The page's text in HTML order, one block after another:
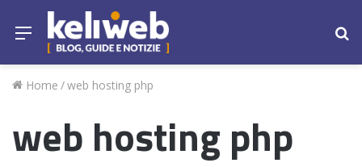
Menu
Home /web hosting php
web hosting php